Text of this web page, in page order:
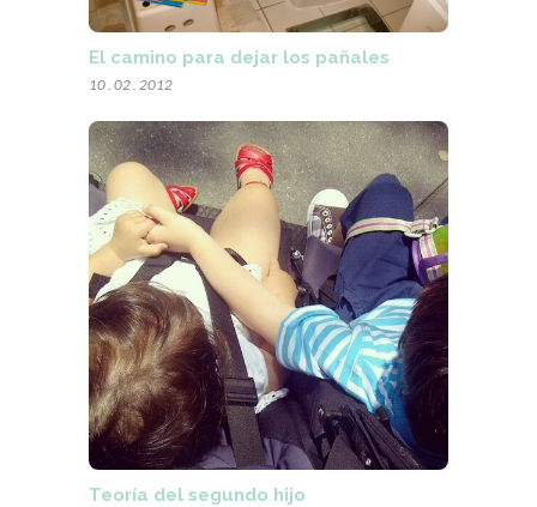
El camino para dejar los pañales
10 . 02 . 2012
Teoría del segundo hijo